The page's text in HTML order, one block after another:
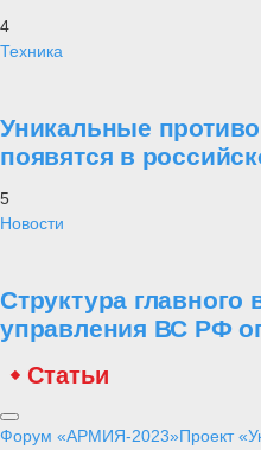
4
Техника
Уникальные
появятся в
5
Новости
Структура главного
управления ВС РФ
Статьи
Форум «АРМИЯ-2023»Проект